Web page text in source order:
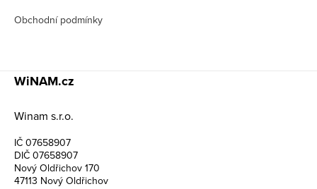
Obchodní podmínky
WiNAM.cz
Winam s.r.o.
IČ 07658907
DIČ 07658907
Nový Oldřichov 170
47113 Nový Oldřichov